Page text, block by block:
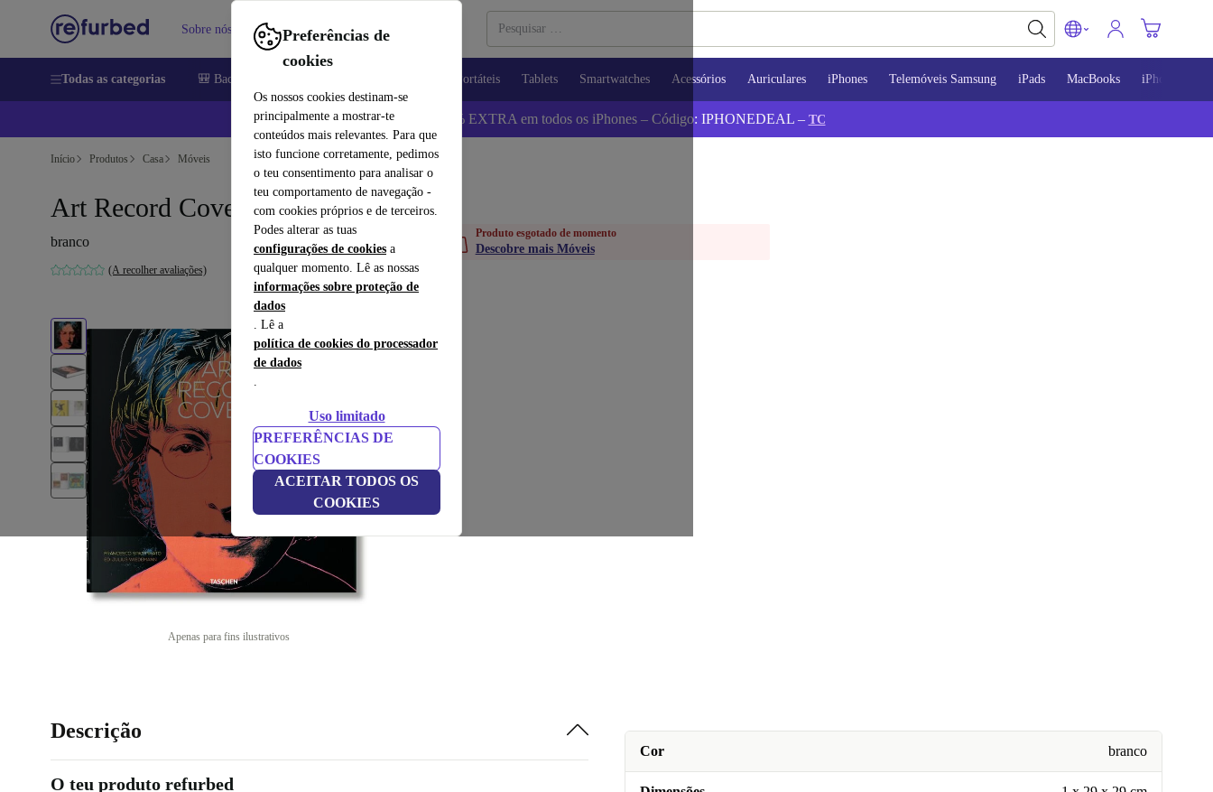
Preferências de
cookies
Os nossos cookies destinam-se
principalmente a mostrar-te
conteúdos mais relevantes. Para que
isto funcione corretamente, pedimos
o teu consentimento para analisar o
teu comportamento de navegação -
com cookies próprios e de terceiros.
Podes alterar as tuas
configurações de cookies a
qualquer momento. Lê as nossas
informações sobre proteção de
dados
. Lê a
política de cookies do processador
de dados
.
Uso limitado
PREFERÊNCIAS DE
COOKIES
ACEITAR TODOS OS
COOKIES
Sobre nós Vender Ajuda
Todas as categorias 🎒 Back to school Computadores Portáteis Tablets Smartwatches Acessórios Auriculares iPhones Telemóveis Samsung iPads MacBooks iPhone 13
📱 Poupa 5% EXTRA em todos os iPhones – Código: IPHONEDEAL – TC
Início Produtos Casa Móveis
Art Record Covers
branco
(A recolher avaliações)
Apenas para fins ilustrativos
Produto esgotado de momento
Descobre mais Móveis
Cor branco
Descrição
O teu produto refurbed